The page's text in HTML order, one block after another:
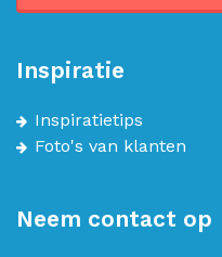
Inspiratie
Inspiratietips
Foto's van klanten
Neem contact op